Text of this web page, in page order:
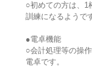
○初めての方は、1
訓練になるようで
●電卓機能
○会計処理等の操
電卓です。